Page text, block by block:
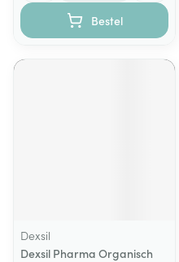
Bestel
Dexsil
Dexsil Pharma Organisch